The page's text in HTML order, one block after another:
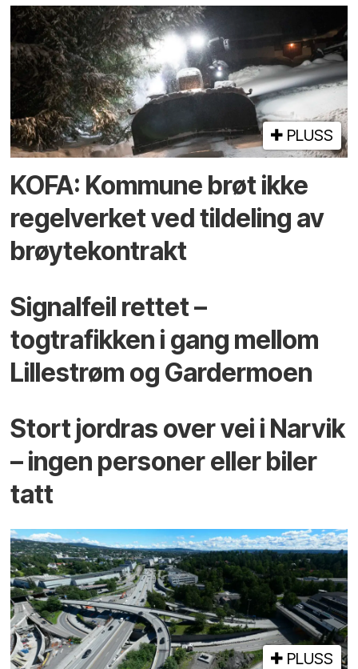
PLUSS
KOFA: Kommune brøt ikke
regelverket ved tildeling av
brøytekontrakt
Signalfeil rettet –
togtrafikken i gang mellom
Lillestrøm og Gardermoen
Stort jordras over vei i Narvik
– ingen personer eller biler
tatt
PLUSS